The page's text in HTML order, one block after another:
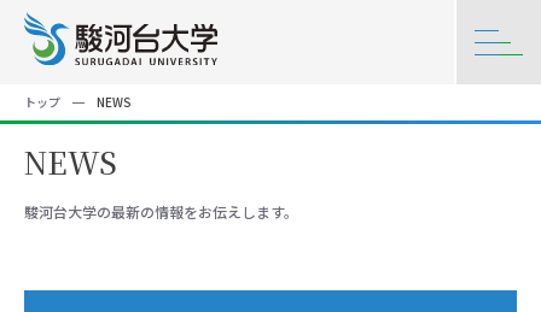
トップ NEWS
NEWS
駿河台大学の最新の情報をお伝えします。